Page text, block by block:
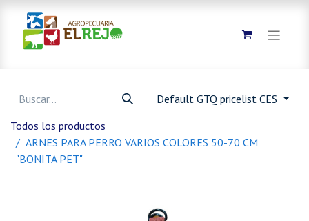
Default GTQ pricelist CES
Todos los productos
ARNES PARA PERRO VARIOS COLORES 50-70 CM
"BONITA PET"